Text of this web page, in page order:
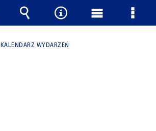
KALENDARZ WYDARZEŃ
Wyszukiwarka
Narzędzia
Menu Menu